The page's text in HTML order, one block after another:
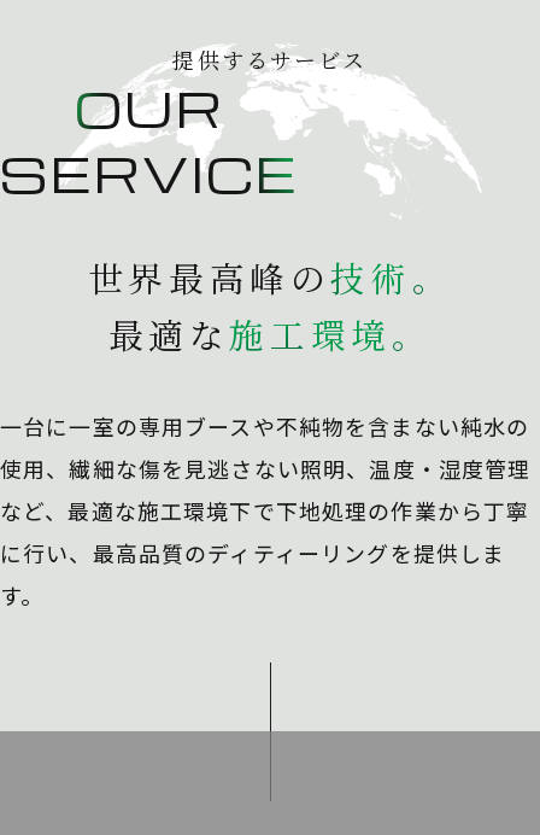
提供するサービス
OUR
SERVICE
世界最高峰の技術。
最適な施 工環境。
一台に一室の専用ブースや不純物を含まない純水の
使用、繊細な傷を見逃さない照明、温度・湿度管理
など、最適な施工環境下で下地処理の作業から丁寧
に行い、 最高品質のディティーリングを提供しま
す。